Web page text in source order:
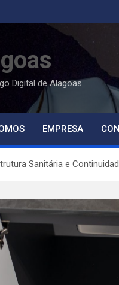
Digital de Alagoas
EMPRESA
Sanitária e